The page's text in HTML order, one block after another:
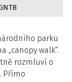
parku
„canopy walk“.
rozmluví o
Přímo